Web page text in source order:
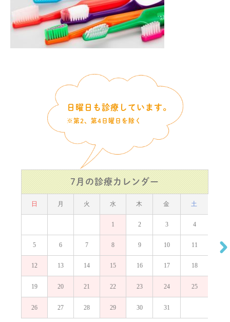
日曜日も診療しています。
※第2、第4日曜日を除く
7月の診療カレンダー
日 月 火 水 木 金 土
1 2 3 4
5 6 7 8 9 10 11
12 13 14 15 16 17 18
19 20 21 22 23 24 25
26 27 28 29 30 31
9